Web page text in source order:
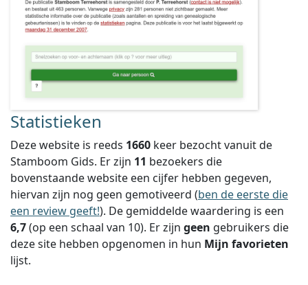
Statistieken
Deze website is reeds 1660 keer bezocht vanuit de
Stamboom Gids. Er zijn 11 bezoekers die
bovenstaande website een cijfer hebben gegeven,
hiervan zijn nog geen gemotiveerd (ben de eerste die
een review geeft!). De gemiddelde waardering is een
6,7(op een schaal van 10). Er zijn geen gebruikers die
deze site hebben opgenomen in hun Mijn favorieten
lijst.